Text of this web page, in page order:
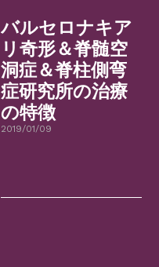
バルセロナキア
リ奇形＆脊髄空
洞症＆脊柱側弯
症研究所の治療
の特徴
2019/01/09